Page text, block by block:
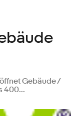
Gebäude /
400...